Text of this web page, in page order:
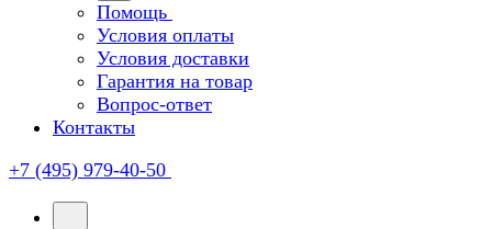
Помощь
Условия оплаты
Условия доставки
Гарантия на товар
Вопрос-ответ
Контакты
+7 (495) 979-40-50